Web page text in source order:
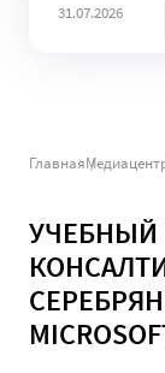
31.07.2026
Главная
УЧЕБНЫЙ